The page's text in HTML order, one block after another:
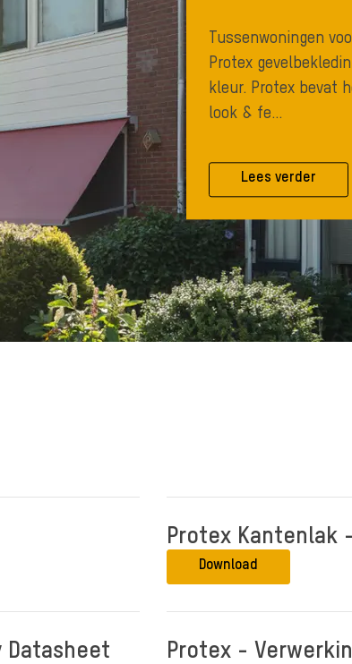
Tussenwoningen
Protex
kleur. Protex bevat
look & fe...
Lees verder
Protex Kantenlak
Download
Datasheet
Protex -